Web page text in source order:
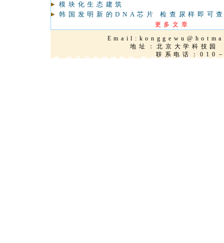
模块化生态建筑
韩国发明新的DNA芯片 检查尿样即可
更多文章
Email:
地址：北京大学
联系电话：
新能源环保技术 产品开发战略咨询 新产品开发产品优